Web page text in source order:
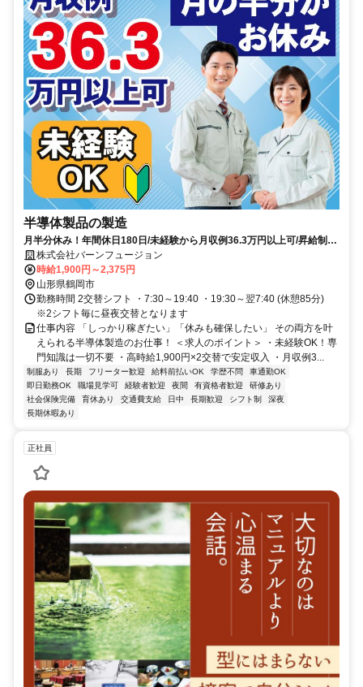
半導体製品の製造
月半分休み！年間休日180日/未経験から月収例36.3万円以上可/昇給制度
有/正社員登用制度有
株式会社バーンフュージョン
時給1,900円～2,375円
山形県鶴岡市
勤務時間 2交替シフト ・7:30～19:40 ・19:30～翌7:40 (休憩85分)
※2シフト毎に昼夜交替となります
仕事内容 「しっかり稼ぎたい」「休みも確保したい」 その両方を叶
えられる半導体製造のお仕事！ ＜求人のポイント＞ ・未経験OK！専
門知識は一切不要 ・高時給1,900円×2交替で安定収入 ・月収例3...
制服あり 長期 フリーター歓迎 給料前払いOK 学歴不問
車通勤OK
即日勤務OK
職場見学可 経験者歓迎 夜間 有資格者歓迎
研修あり
社会保険完備
育休あり 交通費支給 日中 長期歓迎 シフト制
深夜
長期休暇あり
正社員